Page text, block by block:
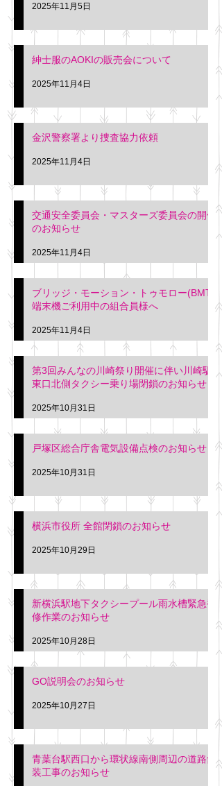
2025年11月5日
紳士服のAOKIの販売会について
2025年11月4日
金沢警察署より捜査協力依頼
2025年11月4日
交通安全委員会・マスターズ委員会の開催
のお知らせ
2025年11月4日
ブリッジ・モーション・トゥモロー(BMT)
端末機ご利用中の組合員様へ
2025年11月4日
第3回みんなの川崎祭り開催に伴い川崎駅
東口北側タクシー乗り場閉鎖のお知らせ
2025年10月31日
戸塚区総合庁舎電気設備点検のお知らせ
2025年10月31日
横浜市役所 全館閉鎖のお知らせ
2025年10月29日
新横浜駅地下タクシープール雨水槽緊急補
修作業のお知らせ
2025年10月28日
GO説明会のお知らせ
2025年10月27日
青葉台駅西口から環状線南側周辺の道路舗
装工事のお知らせ